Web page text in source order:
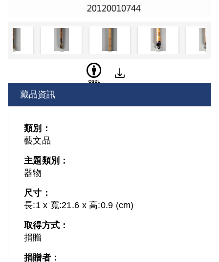
藏品資訊
類別：
藝文品
主題類別：
器物
尺寸：
長:1 x 寬:21.6 x 高:0.9 (cm)
取得方式：
捐贈
捐贈者：